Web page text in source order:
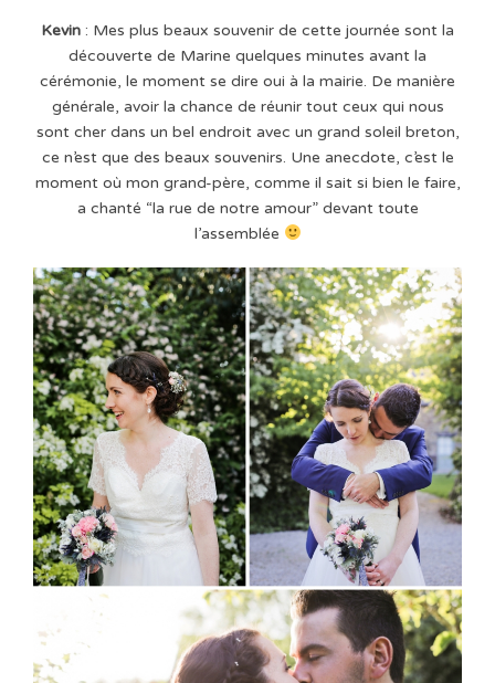
Kevin : Mes plus beaux souvenir de cette journée sont la
découverte de Marine quelques minutes avant la
cérémonie, le moment se dire oui à la mairie. De manière
générale, avoir la chance de réunir tout ceux qui nous
sont cher dans un bel endroit avec un grand soleil breton,
ce n’est que des beaux souvenirs. Une anecdote, c’est le
moment où mon grand-père, comme il sait si bien le faire,
a chanté “la rue de notre amour” devant toute
l’assemblée